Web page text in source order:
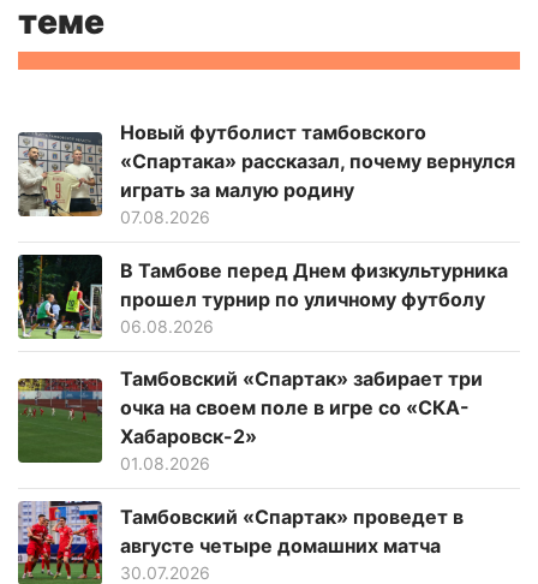
теме
Новый футболист тамбовского
«Спартака» рассказал, почему вернулся
играть за малую родину
07.08.2026
В Тамбове перед Днем физкультурника
прошел турнир по уличному футболу
06.08.2026
Тамбовский «Спартак» забирает три
очка на своем поле в игре со «СКА-
Хабаровск-2»
01.08.2026
Тамбовский «Спартак» проведет в
августе четыре домашних матча
30.07.2026